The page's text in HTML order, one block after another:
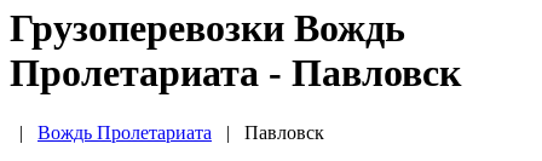
Грузоперевозки Вождь
Пролетариата - Павловск
| Вождь Пролетариата | Павловск